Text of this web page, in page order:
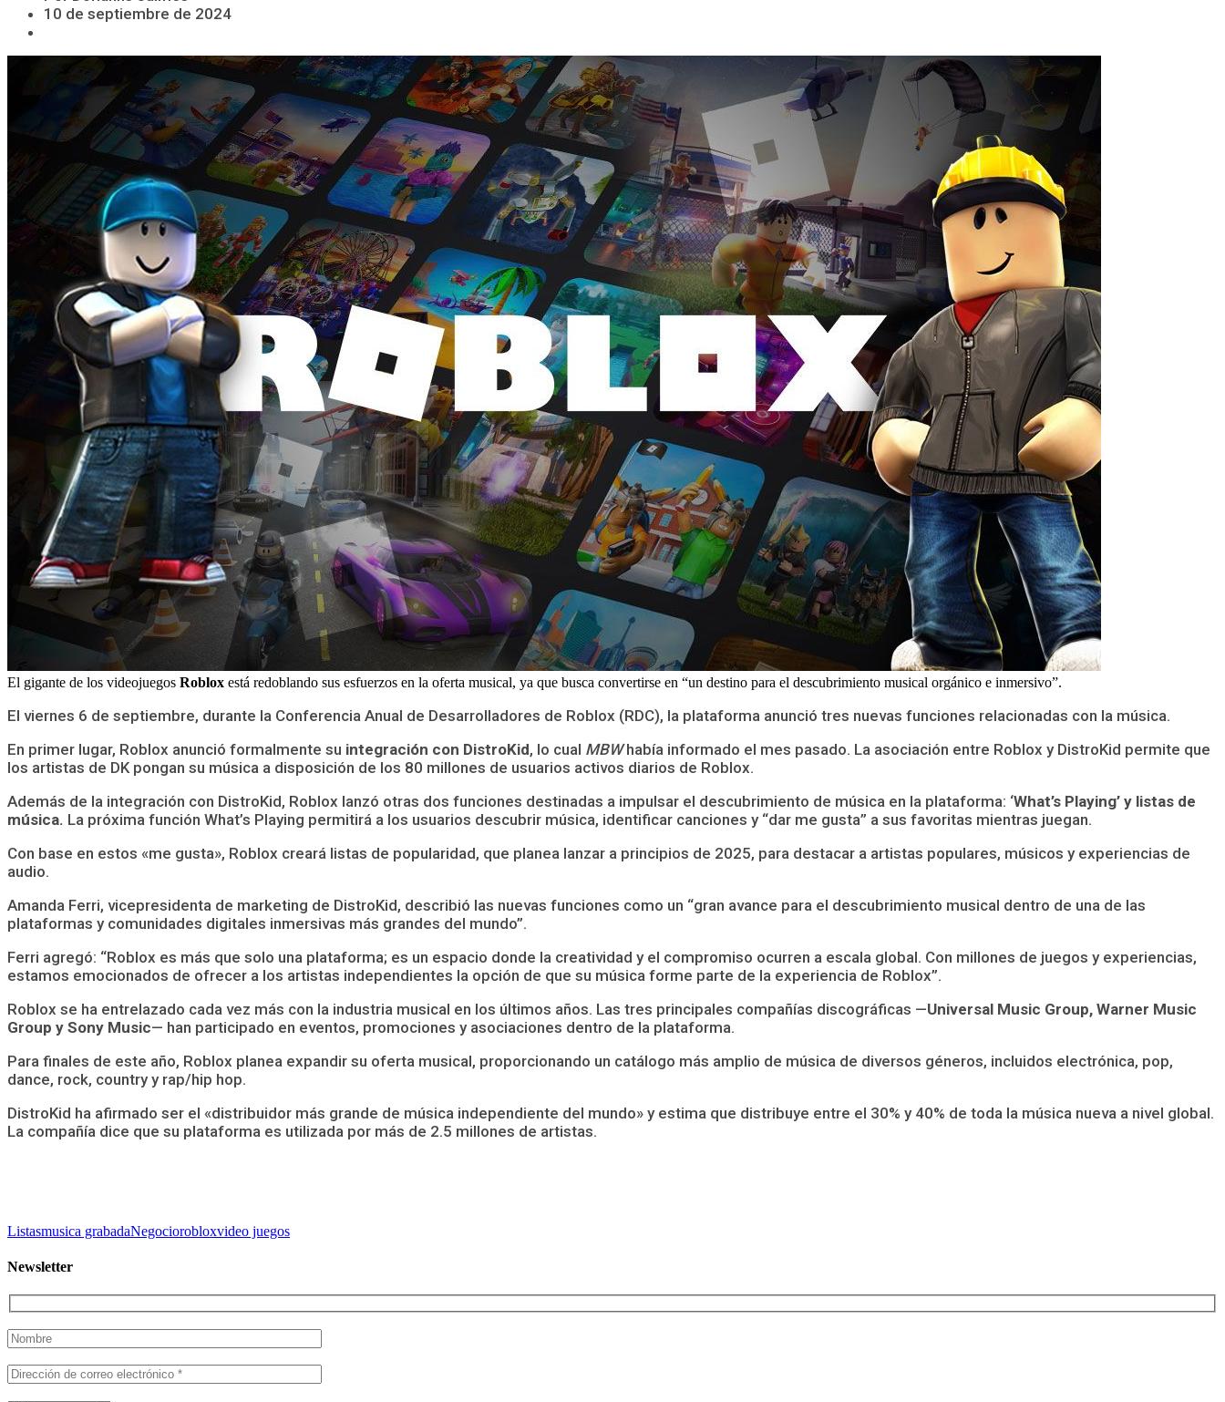
10 de septiembre de 2024
El gigante de los videojuegos Roblox está redoblando sus esfuerzos en la oferta musical, ya que busca convertirse en “un destino para el descubrimiento musical orgánico e inmersivo”.
El viernes 6 de septiembre, durante la Conferencia Anual de Desarrolladores de Roblox (RDC), la plataforma anunció tres nuevas funciones relacionadas con la música.
En primer lugar, Roblox anunció formalmente su integración con DistroKid, lo cual MBWhabía informado el mes pasado. La asociación entre Roblox y DistroKid permite que
los artistas de DK pongan su música a disposición de los 80 millones de usuarios activos diarios de Roblox.
Además de la integración con DistroKid, Roblox lanzó otras dos funciones destinadas a impulsar el descubrimiento de música en la plataforma: ‘What’s Playing’ y listas de
música. La próxima función What’s Playing permitirá a los usuarios descubrir música, identificar canciones y “dar me gusta” a sus favoritas mientras juegan.
Con base en estos «me gusta», Roblox creará listas de popularidad, que planea lanzar a principios de 2025, para destacar a artistas populares, músicos y experiencias de
audio.
Amanda Ferri, vicepresidenta de marketing de DistroKid, describió las nuevas funciones como un “gran avance para el descubrimiento musical dentro de una de las
plataformas y comunidades digitales inmersivas más grandes del mundo”.
Ferri agregó: “Roblox es más que solo una plataforma; es un espacio donde la creatividad y el compromiso ocurren a escala global. Con millones de juegos y experiencias,
estamos emocionados de ofrecer a los artistas independientes la opción de que su música forme parte de la experiencia de Roblox”.
Roblox se ha entrelazado cada vez más con la industria musical en los últimos años. Las tres principales compañías discográficas —Universal Music Group, Warner Music
Group y Sony Music— han participado en eventos, promociones y asociaciones dentro de la plataforma.
Para finales de este año, Roblox planea expandir su oferta musical, proporcionando un catálogo más amplio de música de diversos géneros, incluidos electrónica, pop,
dance, rock, country y rap/hip hop.
DistroKid ha afirmado ser el «distribuidor más grande de música independiente del mundo» y estima que distribuye entre el 30% y 40% de toda la música nueva a nivel global.
La compañía dice que su plataforma es utilizada por más de 2.5 millones de artistas.
Listasmusica grabadaNegociorobloxvideo juegos
Newsletter